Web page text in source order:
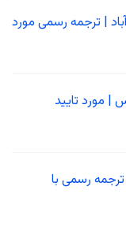
| ترجمه رسمی مورد
| مورد تایید
ترجمه رسمی با